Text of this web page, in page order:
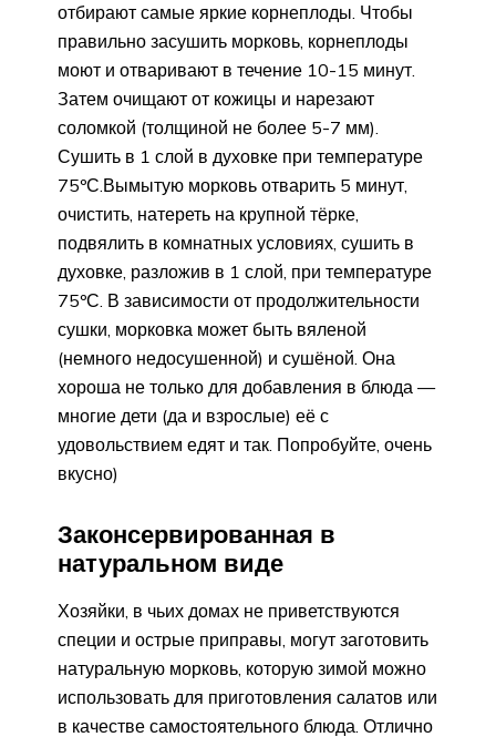
отбирают самые яркие корнеплоды. Чтобы
правильно засушить морковь, корнеплоды
моют и отваривают в течение 10-15 минут.
Затем очищают от кожицы и нарезают
соломкой (толщиной не более 5-7 мм).
Сушить в 1 слой в духовке при температуре
75ºС.Вымытую морковь отварить 5 минут,
очистить, натереть на крупной тёрке,
подвялить в комнатных условиях, сушить в
духовке, разложив в 1 слой, при температуре
75ºС. В зависимости от продолжительности
сушки, морковка может быть вяленой
(немного недосушенной) и сушёной. Она
хороша не только для добавления в блюда —
многие дети (да и взрослые) её с
удовольствием едят и так. Попробуйте, очень
вкусно)
Законсервированная в
натуральном виде
Хозяйки, в чьих домах не приветствуются
специи и острые приправы, могут заготовить
натуральную морковь, которую зимой можно
использовать для приготовления салатов или
в качестве самостоятельного блюда. Отлично